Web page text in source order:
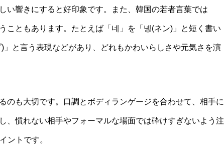
い響きにすると好印象です。また、韓国の若者言葉では
こともあります。たとえば「네」を「넹(ネン)」と短く書い
と言う表現などがあり、どれもかわいらしさや元気さを演
のも大切です。口調とボディランゲージを合わせて、相手に
、慣れない相手やフォーマルな場面では砕けすぎないよう注
ントです。